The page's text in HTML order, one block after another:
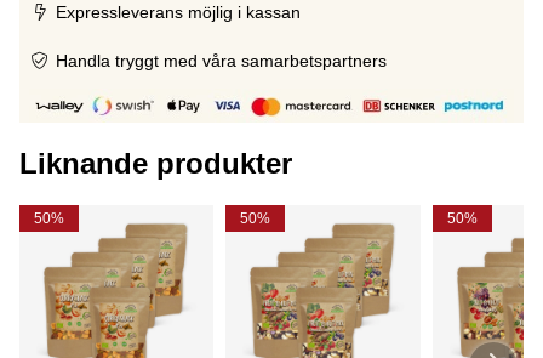
Expressleverans möjlig i kassan
Handla tryggt med våra samarbetspartners
Liknande produkter
50% 50% 50%